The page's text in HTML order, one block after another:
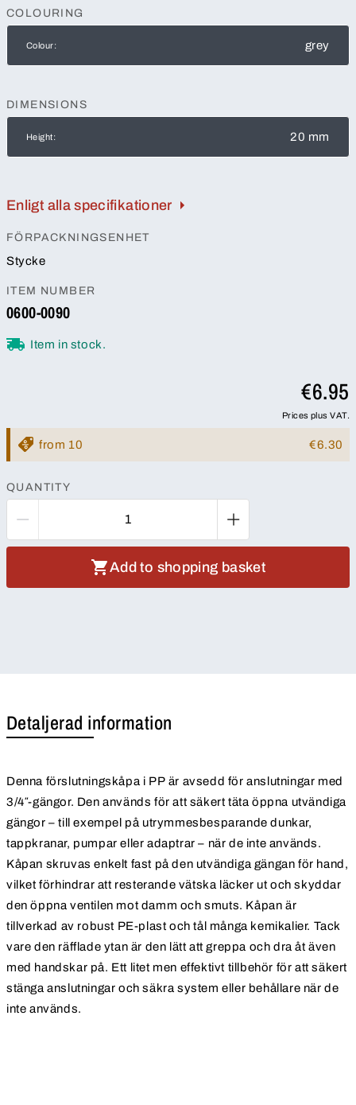
COLOURING
Colour: grey
DIMENSIONS
Height: 20 mm
Enligt alla specifikationer
FÖRPACKNINGSENHET
Stycke
ITEM NUMBER
0600-0090
Item in stock.
€6.95
Prices plus VAT.
from 10 €6.30
QUANTITY
Add to shopping basket
Detaljerad information
Denna förslutningskåpa i PP är avsedd för anslutningar med
3/4″-gängor. Den används för att säkert täta öppna utvändiga
gängor – till exempel på utrymmesbesparande dunkar,
tappkranar, pumpar eller adaptrar – när de inte används.
Kåpan skruvas enkelt fast på den utvändiga gängan för hand,
vilket förhindrar att resterande vätska läcker ut och skyddar
den öppna ventilen mot damm och smuts. Kåpan är
tillverkad av robust PE-plast och tål många kemikalier. Tack
vare den räfflade ytan är den lätt att greppa och dra åt även
med handskar på. Ett litet men effektivt tillbehör för att säkert
stänga anslutningar och säkra system eller behållare när de
inte används.